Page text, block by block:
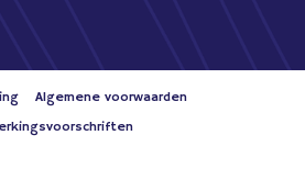
Algemene voorwaarden